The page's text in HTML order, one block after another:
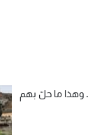
وهذا ما حلّ بهم